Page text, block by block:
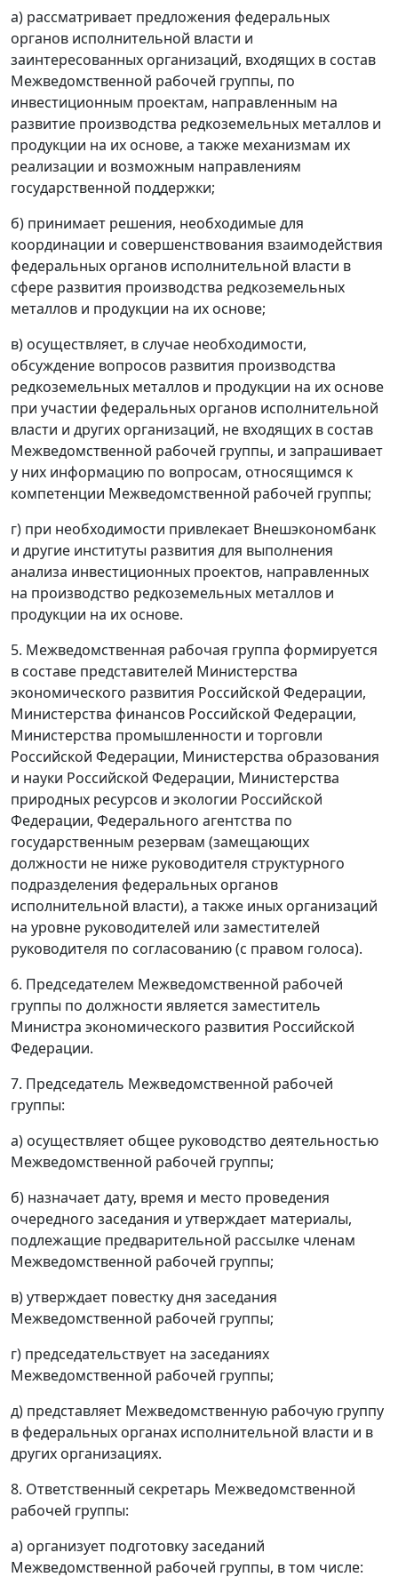
а) рассматривает предложения федеральных
органов исполнительной власти и
заинтересованных организаций, входящих в состав
Межведомственной рабочей группы, по
инвестиционным проектам, направленным на
развитие производства редкоземельных металлов и
продукции на их основе, а также механизмам их
реализации и возможным направлениям
государственной поддержки;
б) принимает решения, необходимые для
координации и совершенствования взаимодействия
федеральных органов исполнительной власти в
сфере развития производства редкоземельных
металлов и продукции на их основе;
в) осуществляет, в случае необходимости,
обсуждение вопросов развития производства
редкоземельных металлов и продукции на их основе
при участии федеральных органов исполнительной
власти и других организаций, не входящих в состав
Межведомственной рабочей группы, и запрашивает
у них информацию по вопросам, относящимся к
компетенции Межведомственной рабочей группы;
г) при необходимости привлекает Внешэкономбанк
и другие институты развития для выполнения
анализа инвестиционных проектов, направленных
на производство редкоземельных металлов и
продукции на их основе.
5. Межведомственная рабочая группа формируется
в составе представителей Министерства
экономического развития Российской Федерации,
Министерства финансов Российской Федерации,
Министерства промышленности и торговли
Российской Федерации, Министерства образования
и науки Российской Федерации, Министерства
природных ресурсов и экологии Российской
Федерации, Федерального агентства по
государственным резервам (замещающих
должности не ниже руководителя структурного
подразделения федеральных органов
исполнительной власти), а также иных организаций
на уровне руководителей или заместителей
руководителя по согласованию (с правом голоса).
6. Председателем Межведомственной рабочей
группы по должности является заместитель
Министра экономического развития Российской
Федерации.
7. Председатель Межведомственной рабочей
группы:
а) осуществляет общее руководство деятельностью
Межведомственной рабочей группы;
б) назначает дату, время и место проведения
очередного заседания и утверждает материалы,
подлежащие предварительной рассылке членам
Межведомственной рабочей группы;
в) утверждает повестку дня заседания
Межведомственной рабочей группы;
г) председательствует на заседаниях
Межведомственной рабочей группы;
д) представляет Межведомственную рабочую группу
в федеральных органах исполнительной власти и в
других организациях.
8. Ответственный секретарь Межведомственной
рабочей группы:
а) организует подготовку заседаний
Межведомственной рабочей группы, в том числе: